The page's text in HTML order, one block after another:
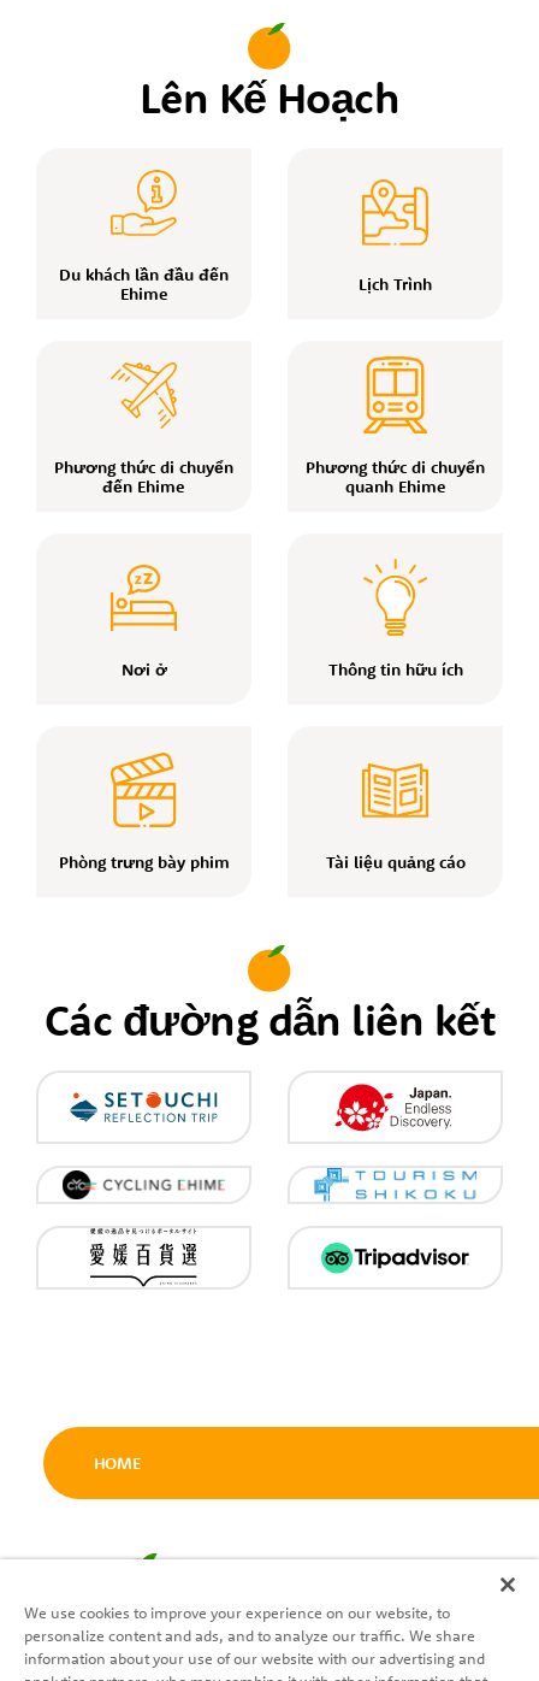
Lên Kế Hoạch
Du khách lần đầu đến
Ehime
Lịch Trình
Phương thức di chuyển
đến Ehime
Phương thức di chuyển
quanh Ehime
Nơi ở Thông tin hữu ích
Phòng trưng bày phim Tài liệu quảng cáo
Các đường dẫn liên kết
HOME
Theo dõi chúng tôi
We use cookies to improve your experience on our website, to
personalize content and ads, and to analyze our traffic. We share
information about your use of our website with our advertising and